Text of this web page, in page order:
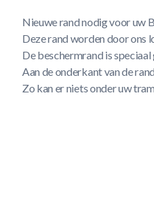
Nieuwe rand nodig voor uw
Deze rand worden door ons
De beschermrand is
Aan de onderkant van de
Zo kan er niets onder uw